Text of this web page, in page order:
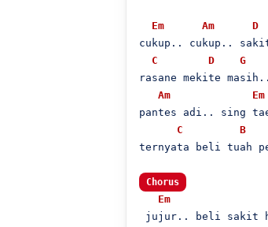
Em Am D
cukup.. cukup..
C
D
G
rasane mekite masih..
Am
Em
pantes adi.. sing
C
B
ternyata beli tuah
Chorus
Em
jujur.. beli sakit